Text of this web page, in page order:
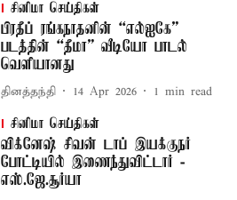
சினிமா செய்திகள்
பிரதீப் ரங்கநாதனின் “எல்ஐகே”
படத்தின் “தீமா” வீடியோ பாடல்
வெளியானது
தினத்தந்தி 14 Apr 2026 1 min read
சினிமா செய்திகள்
விக்னேஷ் சிவன் டாப் இயக்குநர்
போட்டியில் இணைந்துவிட்டார் -
எஸ்.ஜே.சூர்யா